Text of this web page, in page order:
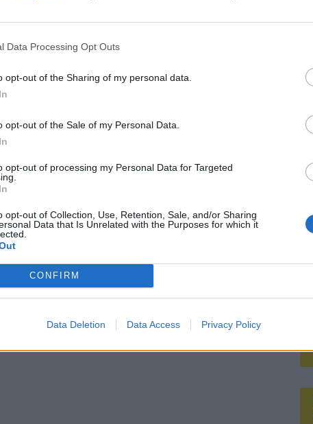
Data Processing Opt Outs
opt-out of the Sharing of my personal data.
opt-out of the Sale of my Personal Data.
opt-out of processing my Personal Data for Targeted
opt-out of Collection, Use, Retention, Sale, and/or Sharing
Data that Is Unrelated with the Purposes for which it
CONFIRM
Data Deletion Data Access Privacy Policy
WK-spits op het lijstje van Ajax?
Ajax’
met duidelijk antwoord
over Ter Stegen’
zich